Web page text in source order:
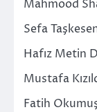
Mahmood
Sefa
Hafız Metin
Mustafa
Fatih